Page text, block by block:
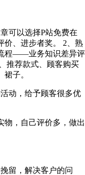
可以选择P站免费在
、进步者奖。 2、熟
程——业务知识差异评
推荐款式、顾客购买
子。
动，给予顾客很多优
，自己评价多，做出
留，解决客户的问